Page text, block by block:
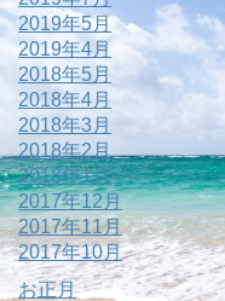
2019年5月
2019年4月
2018年5月
2018年4月
2018年3月
2018年2月
2018年1月
2017年12月
2017年11月
2017年10月
お正月